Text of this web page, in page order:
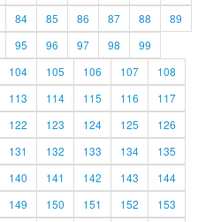
84 85 86 87 88
89
95 96 97 98
99
104 105 106 107
108
113 114 115 116
117
122 123 124 125
126
131 132 133 134
135
140 141 142 143
144
149 150 151 152
153